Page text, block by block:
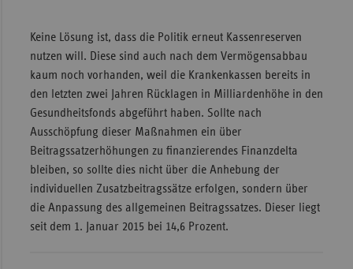
Keine Lösung ist, dass die Politik erneut Kassenreserven
nutzen will. Diese sind auch nach dem Vermögensabbau
kaum noch vorhanden, weil die Krankenkassen bereits in
den letzten zwei Jahren Rücklagen in Milliardenhöhe in den
Gesundheitsfonds abgeführt haben. Sollte nach
Ausschöpfung dieser Maßnahmen ein über
Beitragssatzerhöhungen zu finanzierendes Finanzdelta
bleiben, so sollte dies nicht über die Anhebung der
individuellen Zusatzbeitragssätze erfolgen, sondern über
die Anpassung des allgemeinen Beitragssatzes. Dieser liegt
seit dem 1. Januar 2015 bei 14,6 Prozent.